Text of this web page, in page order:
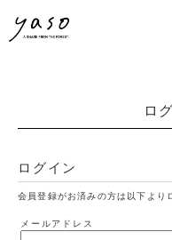
ロ
ログイン
会員登録がお済みの方は以下より
メールアドレス